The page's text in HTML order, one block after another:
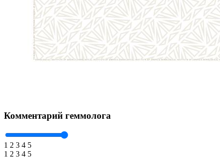
Комментарий геммолога
1 2 3 4 5
1 2 3 4 5